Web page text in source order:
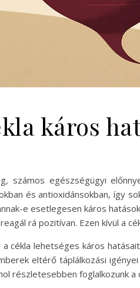
káros
számos egészségügyi
és antioxidánsokban, így
e esetlegesen káros
rá pozitívan. Ezen kívül a
a cékla lehetséges káros
eltérő táplálkozási
részletesebben foglalkozunk a